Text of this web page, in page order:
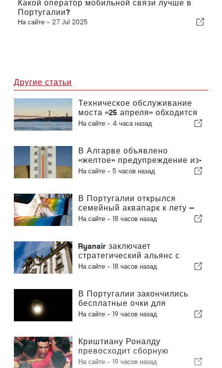
Какой оператор мобильной связи лучше в
Португалии?
На сайте - 27 Jul 2025
Другие статьи
Техническое обслуживание
моста «25 апреля» обходится
в среднем примерно в 1,6 млн
На сайте - 4 часа назад
В Алгарве объявлено
«желтое» предупреждение из-
за высоких температур
На сайте - 5 часов назад
В Португалии открылся
семейный аквапарк к лету —
билеты стоят 2 евро
На сайте - 18 часов назад
Ryanair заключает
стратегический альянс с
Институтом Пиаже в Визеу с
Португалии
На сайте - 18 часов назад
В Португалии закончились
бесплатные очки для
наблюдения за полным
На сайте - 19 часов назад
Криштиану Роналду
превосходит сборную
Португалии по коммерческой
На сайте - 19 часов назад